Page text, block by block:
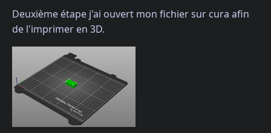
Deuxième étape j'ai ouvert mon fichier sur cura afin
de l'imprimer en 3D.